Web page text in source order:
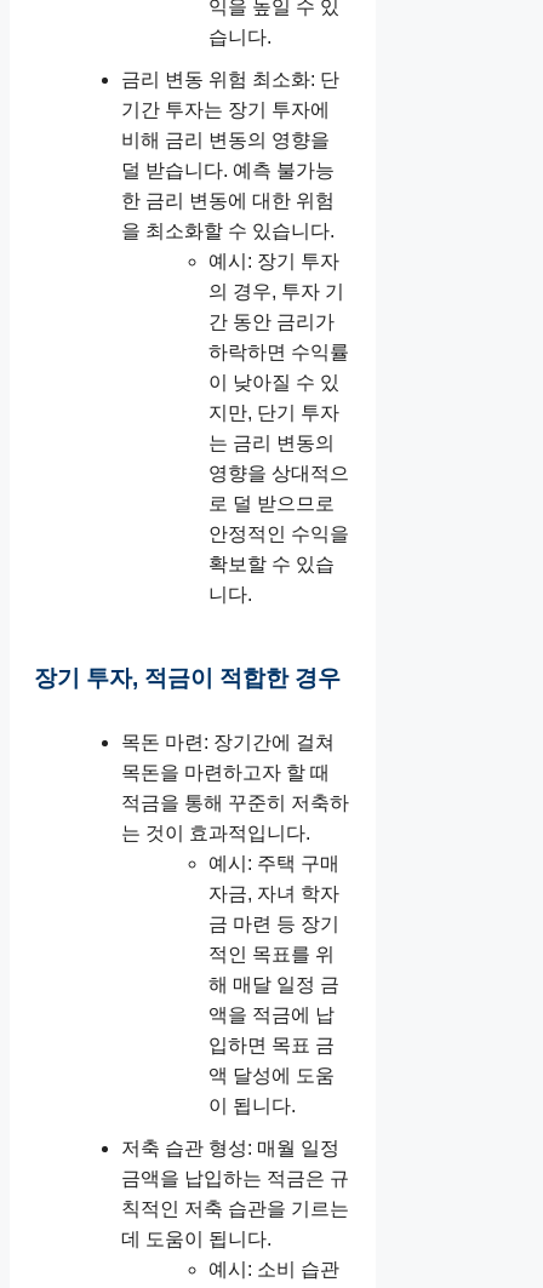
익을 높일 수 있
습니다.
금리 변동 위험 최소화: 단
기간 투자는 장기 투자에
비해 금리 변동의 영향을
덜 받습니다. 예측 불가능
한 금리 변동에 대한 위험
을 최소화할 수 있습니다.
예시: 장기 투자
의 경우, 투자 기
간 동안 금리가
하락하면 수익률
이 낮아질 수 있
지만, 단기 투자
는 금리 변동의
영향을 상대적으
로 덜 받으므로
안정적인 수익을
확보할 수 있습
니다.
장기 투자, 적금이 적합한 경우
목돈 마련: 장기간에 걸쳐
목돈을 마련하고자 할 때
적금을 통해 꾸준히 저축하
는 것이 효과적입니다.
예시: 주택 구매
자금, 자녀 학자
금 마련 등 장기
적인 목표를 위
해 매달 일정 금
액을 적금에 납
입하면 목표 금
액 달성에 도움
이 됩니다.
저축 습관 형성: 매월 일정
금액을 납입하는 적금은 규
칙적인 저축 습관을 기르는
데 도움이 됩니다.
예시: 소비 습관